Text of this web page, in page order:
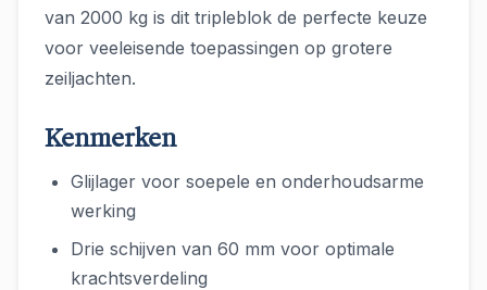
van 2000 kg is dit tripleblok de perfecte keuze
voor veeleisende toepassingen op grotere
zeiljachten.
Kenmerken
Glijlager voor soepele en onderhoudsarme
werking
Drie schijven van 60 mm voor optimale
krachtsverdeling